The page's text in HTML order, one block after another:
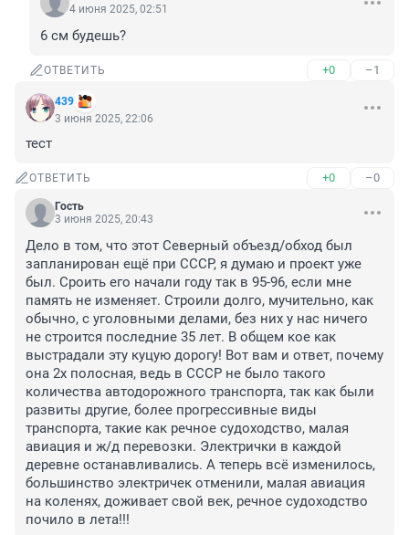
4 июня 2025, 02:51
6 см будешь?
ОТВЕТИТЬ +0 –1
439
3 июня 2025, 22:06
тест
ОТВЕТИТЬ +0 –0
Гость
3 июня 2025, 20:43
Дело в том, что этот Северный объезд/обход был
запланирован ещё при СССР, я думаю и проект уже
был. Сроить его начали году так в 95-96, если мне
память не изменяет. Строили долго, мучительно, как
обычно, с уголовными делами, без них у нас ничего
не строится последние 35 лет. В общем кое как
выстрадали эту куцую дорогу! Вот вам и ответ, почему
она 2х полосная, ведь в СССР не было такого
количества автодорожного транспорта, так как были
развиты другие, более прогрессивные виды
транспорта, такие как речное судоходство, малая
авиация и ж/д перевозки. Электрички в каждой
деревне останавливались. А теперь всё изменилось,
большинство электричек отменили, малая авиация
на коленях, доживает свой век, речное судоходство
почило в лета!!!